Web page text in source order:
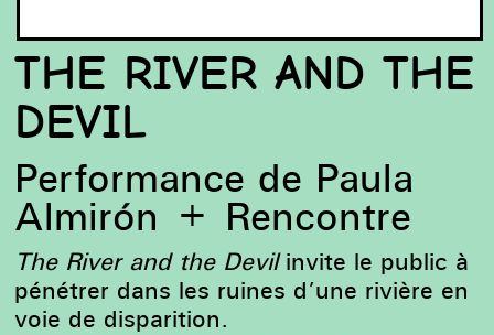
THE RIVER AND THE
DEVIL
Performance de Paula
Almirón + Rencontre
The River and the Devilinvite le public à
pénétrer dans les ruines d’une rivière en
voie de disparition.